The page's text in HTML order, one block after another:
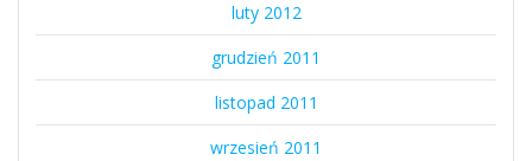
luty 2012
grudzień 2011
listopad 2011
wrzesień 2011